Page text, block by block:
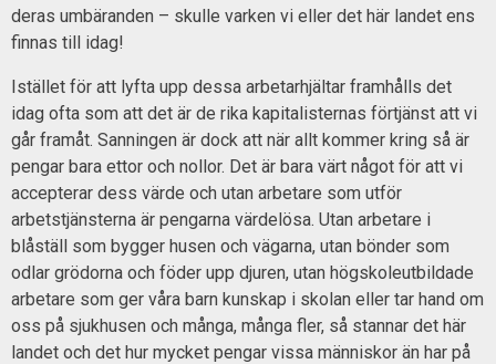
deras umbäranden – skulle varken vi eller det här landet ens
finnas till idag!
Istället för att lyfta upp dessa arbetarhjältar framhålls det
idag ofta som att det är de rika kapitalisternas förtjänst att vi
går framåt. Sanningen är dock att när allt kommer kring så är
pengar bara ettor och nollor. Det är bara värt något för att vi
accepterar dess värde och utan arbetare som utför
arbetstjänsterna är pengarna värdelösa. Utan arbetare i
blåställ som bygger husen och vägarna, utan bönder som
odlar grödorna och föder upp djuren, utan högskoleutbildade
arbetare som ger våra barn kunskap i skolan eller tar hand om
oss på sjukhusen och många, många fler, så stannar det här
landet och det hur mycket pengar vissa människor än har på